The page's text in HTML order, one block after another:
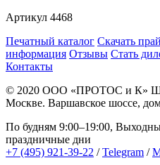
Артикул 4468
Печатный каталог Скачать
информация Отзывы Стать
Контакты
© 2020 ООО «ПРОТОС и К»
Москве. Варшавское шоссе,
По будням 9:00–19:00,
праздничные дни
+7 (495) 921-39-22 /Telegram /